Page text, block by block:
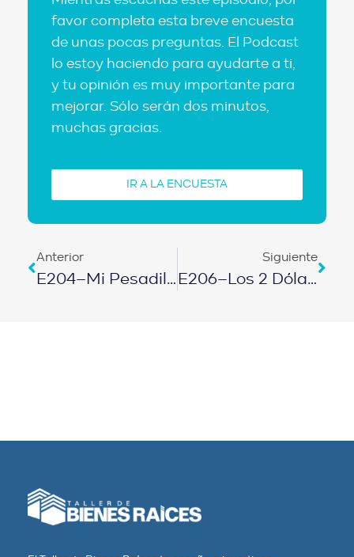
favor completa esta breve encuesta
de unas pocas preguntas. El Podcast
lo estoy haciendo para ayudarte a ti,
y tu opinión es muy importante para
mejorar. Sólo serán dos minutos,
muchas gracias.
IR A LA ENCUESTA
Anterior
E204–Mi Pesadilla Al Comprar Bienes Raíces En Planos
Siguiente
E206–Los 2 Dólares Que Me Dieron Libertad Financiera